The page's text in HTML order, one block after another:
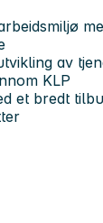
av
KLP
et bredt